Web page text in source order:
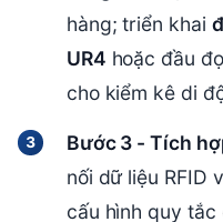
hàng; triển khai
UR4 hoặc đầu
cho kiểm kê di
Bước 3 - Tích
nối dữ liệu RFID
cấu hình quy